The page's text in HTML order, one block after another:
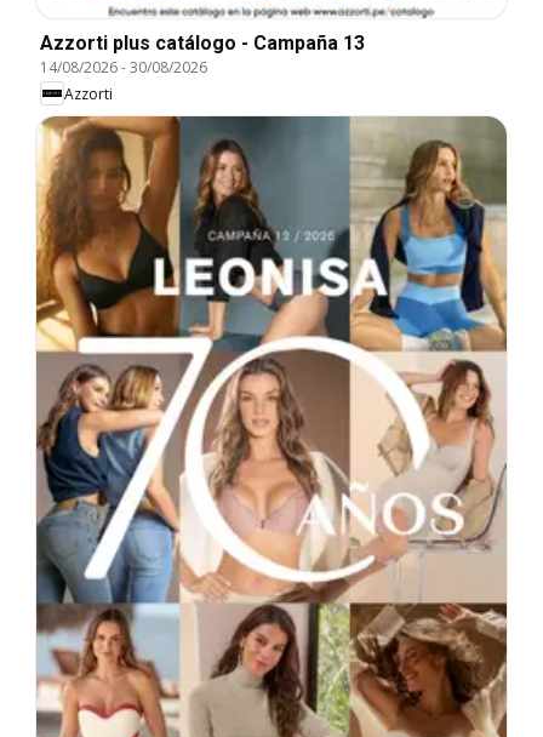
Azzorti plus catálogo - Campaña 13
14/08/2026-30/08/2026
Azzorti